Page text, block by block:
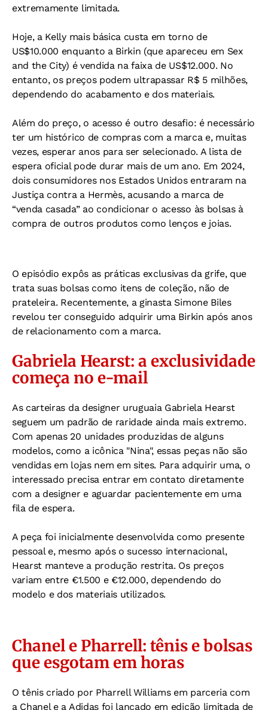
extremamente limitada.
Hoje, a Kelly mais básica custa em torno de
US$10.000 enquanto a Birkin (que apareceu em Sex
and the City) é vendida na faixa de US$12.000. No
entanto, os preços podem ultrapassar R$ 5 milhões,
dependendo do acabamento e dos materiais.
Além do preço, o acesso é outro desafio: é necessário
ter um histórico de compras com a marca e, muitas
vezes, esperar anos para ser selecionado. A lista de
espera oficial pode durar mais de um ano. Em 2024,
dois consumidores nos Estados Unidos entraram na
Justiça contra a Hermès, acusando a marca de
“venda casada” ao condicionar o acesso às bolsas à
compra de outros produtos como lenços e joias.
O episódio expôs as práticas exclusivas da grife, que
trata suas bolsas como itens de coleção, não de
prateleira. Recentemente, a ginasta Simone Biles
revelou ter conseguido adquirir uma Birkin após anos
de relacionamento com a marca.
Gabriela Hearst: a exclusividade
começa no e-mail
As carteiras da designer uruguaia Gabriela Hearst
seguem um padrão de raridade ainda mais extremo.
Com apenas 20 unidades produzidas de alguns
modelos, como a icônica "Nina", essas peças não são
vendidas em lojas nem em sites. Para adquirir uma, o
interessado precisa entrar em contato diretamente
com a designer e aguardar pacientemente em uma
fila de espera.
A peça foi inicialmente desenvolvida como presente
pessoal e, mesmo após o sucesso internacional,
Hearst manteve a produção restrita. Os preços
variam entre €1.500 e €12.000, dependendo do
modelo e dos materiais utilizados.
Chanel e Pharrell: tênis e bolsas
que esgotam em horas
O tênis criado por Pharrell Williams em parceria com
a Chanel e a Adidas foi lançado em edição limitada de